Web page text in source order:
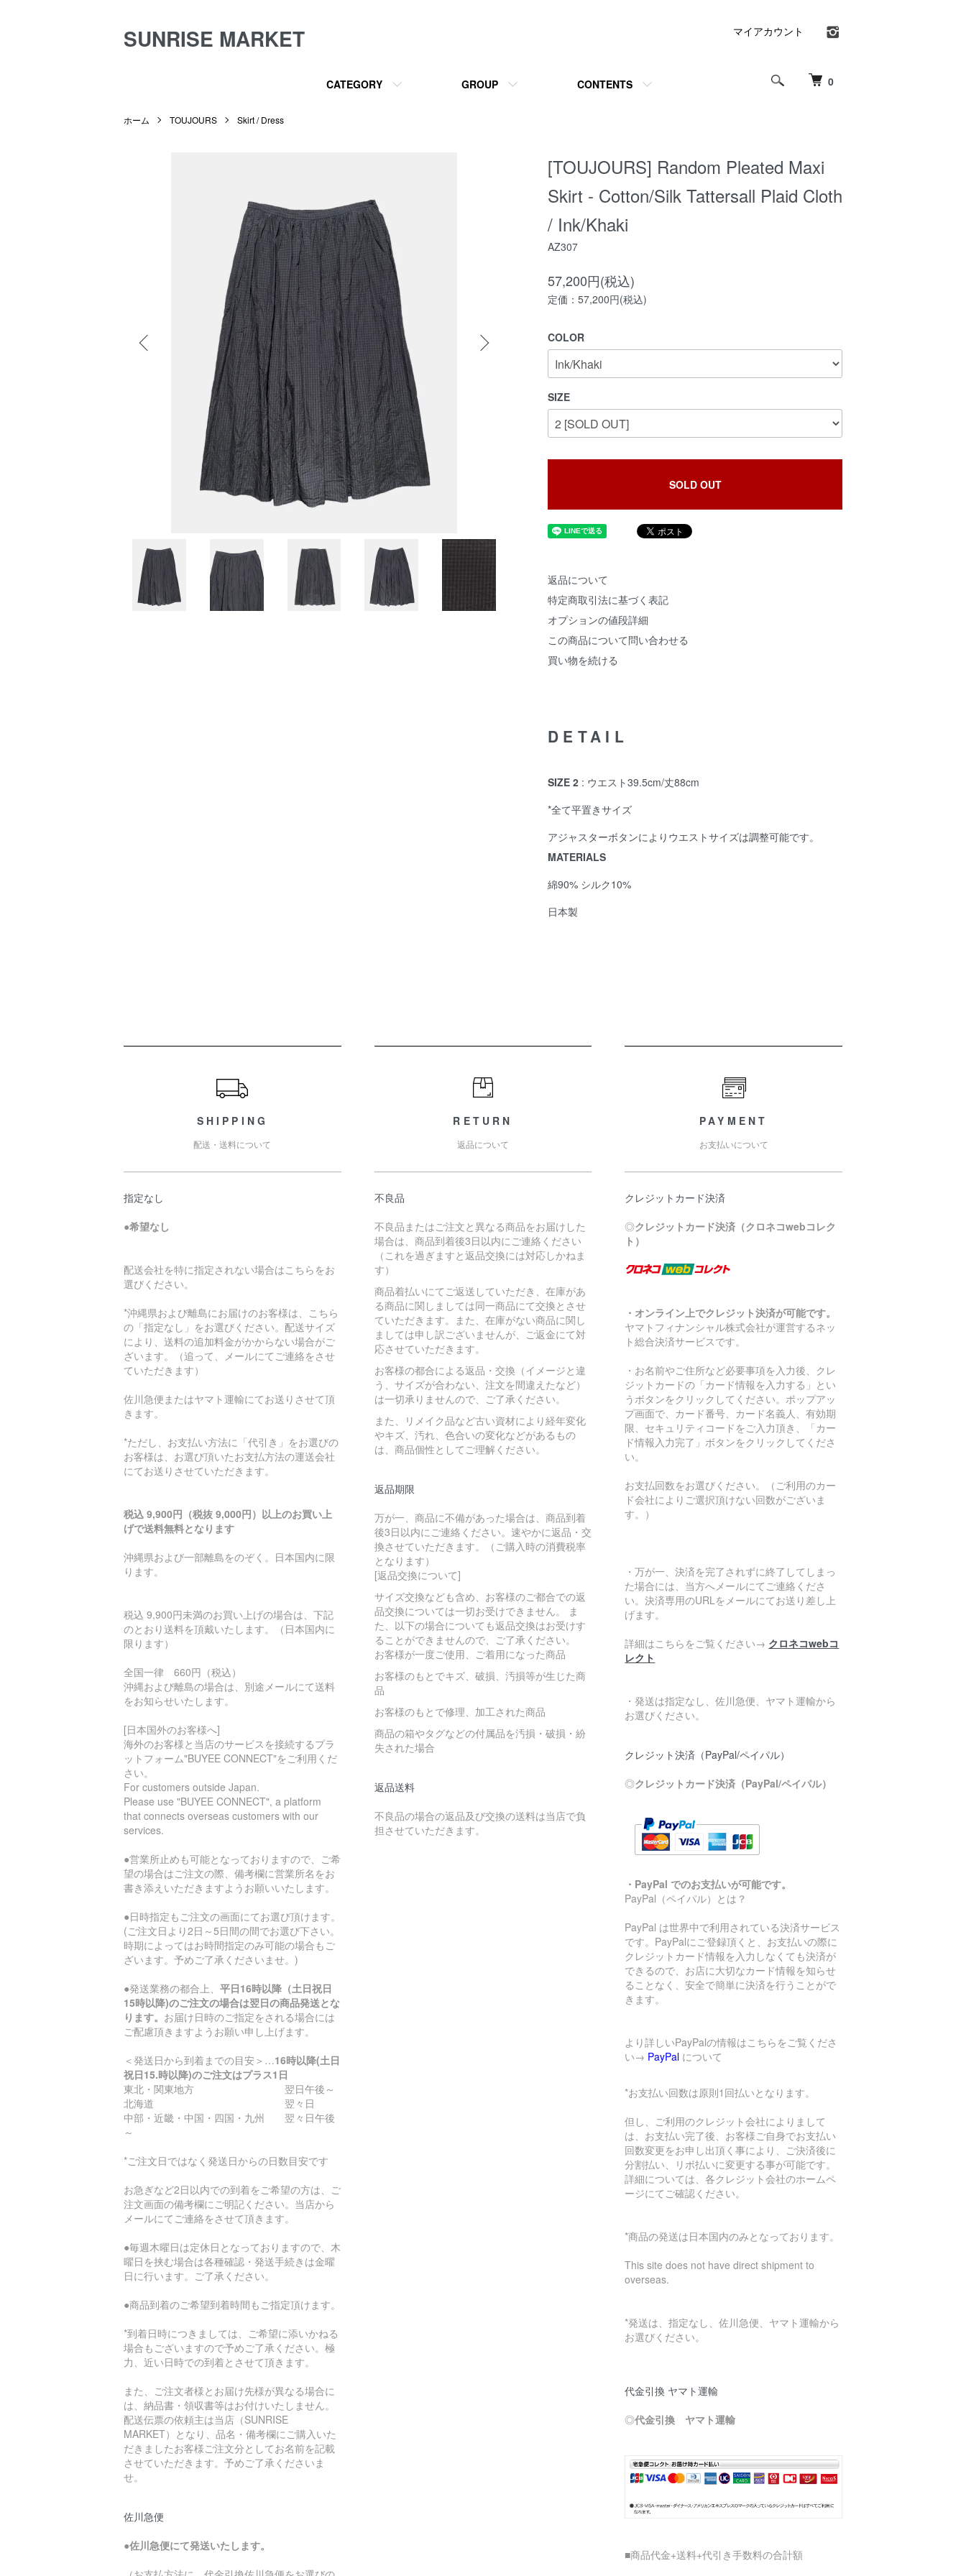
SUNRISE MARKET
0
CATEGORY GROUP CONTENTS
マイアカウント
ホーム TOUJOURS Skirt / Dress
[TOUJOURS] Random Pleated Maxi
Skirt - Cotton/Silk Tattersall Plaid Cloth
/ Ink/Khaki
AZ307
57,200円(税込)
定価：57,200円(税込)
COLOR
SIZE
SOLD OUT
返品について
特定商取引法に基づく表記
オプションの値段詳細
この商品について問い合わせる
買い物を続ける
DETAIL
SIZE 2 : ウエスト39.5cm/丈88cm
*全て平置きサイズ
アジャスターボタンによりウエストサイズは調整可能です。
MATERIALS
綿90% シルク10%
日本製
SHIPPING
配送・送料について
指定なし
●希望なし
配送会社を特に指定されない場合はこちらをお
選びください。
*沖縄県および離島にお届けのお客様は、こちら
の「指定なし」をお選びください。配送サイズ
により、送料の追加料金がかからない場合がご
ざいます。（追って、メールにてご連絡をさせ
ていただきます）
佐川急便またはヤマト運輸にてお送りさせて頂
きます。
*ただし、お支払い方法に「代引き」をお選びの
お客様は、お選び頂いたお支払方法の運送会社
にてお送りさせていただきます。
税込 9,900円（税抜 9,000円）以上のお買い上
げで送料無料となります
沖縄県および一部離島をのぞく。日本国内に限
ります。
税込 9,900円未満のお買い上げの場合は、下記
のとおり送料を頂戴いたします。（日本国内に
限ります）
全国一律 660円（税込）
沖縄および離島の場合は、別途メールにて送料
をお知らせいたします。
[日本国外のお客様へ]
海外のお客様と当店のサービスを接続するプラ
ットフォーム"BUYEE CONNECT"をご利用くだ
さい。
For customers outside Japan.
Please use "BUYEE CONNECT", a platform
that connects overseas customers with our
services.
●営業所止めも可能となっておりますので、ご希
望の場合はご注文の際、備考欄に営業所名をお
書き添えいただきますようお願いいたします。
●日時指定もご注文の画面にてお選び頂けます。
(ご注文日より2日～5日間の間でお選び下さい。
時期によってはお時間指定のみ可能の場合もご
ざいます。予めご了承くださいませ。)
●発送業務の都合上、 平日16時以降（土日祝日
15時以降)のご注文の場合は翌日の商品発送とな
ります。 お届け日時のご指定をされる場合には
ご配慮頂きますようお願い申し上げます。
＜発送日から到着までの目安＞…16時以降(土日
祝日15.時以降)のご注文はプラス1日
東北・関東地方 翌日午後～
北海道 翌々日
中部・近畿・中国・四国・九州 翌々日午後
～
*ご注文日ではなく発送日からの日数目安です
お急ぎなど2日以内での到着をご希望の方は、ご
注文画面の備考欄にご明記ください。当店から
メールにてご連絡をさせて頂きます。
●毎週木曜日は定休日となっておりますので、木
曜日を挟む場合は各種確認・発送手続きは金曜
日に行います。ご了承ください。
●商品到着のご希望到着時間もご指定頂けます。
*到着日時につきましては、ご希望に添いかねる
場合もございますので予めご了承ください。極
力、近い日時での到着とさせて頂きます。
また、ご注文者様とお届け先様が異なる場合に
は、納品書・領収書等はお付けいたしません。
配送伝票の依頼主は当店（SUNRISE
MARKET）となり、品名・備考欄にご購入いた
だきましたお客様ご注文分としてお名前を記載
させていただきます。予めご了承くださいま
せ。
佐川急便
●佐川急便にて発送いたします。
RETURN
返品について
不良品
不良品またはご注文と異なる商品をお届けした
場合は、商品到着後3日以内にご連絡ください
（これを過ぎますと返品交換には対応しかねま
す）
商品着払いにてご返送していただき、在庫があ
る商品に関しましては同一商品にて交換とさせ
ていただきます。また、在庫がない商品に関し
ましては申し訳ございませんが、ご返金にて対
応させていただきます。
お客様の都合による返品・交換（イメージと違
う、サイズが合わない、注文を間違えたなど）
は一切承りませんので、ご了承ください。
また、リメイク品など古い資材により経年変化
やキズ、汚れ、色合いの変化などがあるもの
は、商品個性としてご理解ください。
返品期限
万が一、商品に不備があった場合は、商品到着
後3日以内にご連絡ください。速やかに返品・交
換させていただきます。（ご購入時の消費税率
となります）
[返品交換について]
サイズ交換なども含め、お客様のご都合での返
品交換については一切お受けできません。 ま
た、以下の場合についても返品交換はお受けす
ることができませんので、ご了承ください。
お客様が一度ご使用、ご着用になった商品
お客様のもとでキズ、破損、汚損等が生じた商
品
お客様のもとで修理、加工された商品
商品の箱やタグなどの付属品を汚損・破損・紛
失された場合
返品送料
不良品の場合の返品及び交換の送料は当店で負
担させていただきます。
PAYMENT
お支払いについて
クレジットカード決済
◎クレジットカード決済（クロネコwebコレク
ト）
・オンライン上でクレジット決済が可能です。
ヤマトフィナンシャル株式会社が運営するネッ
ト総合決済サービスです。
・お名前やご住所など必要事項を入力後、クレ
ジットカードの「カード情報を入力する」とい
うボタンをクリックしてください。ポップアッ
プ画面で、カード番号、カード名義人、有効期
限、セキュリティコードをご入力頂き、「カー
ド情報入力完了」ボタンをクリックしてくださ
い。
お支払回数をお選びください。（ご利用のカー
ド会社によりご選択頂けない回数がございま
す。）
・万が一、決済を完了されずに終了してしまっ
た場合には、当方へメールにてご連絡くださ
い。決済専用のURLをメールにてお送り差し上
げます。
詳細はこちらをご覧ください→ クロネコwebコ
レクト
・発送は指定なし、佐川急便、ヤマト運輸から
お選びください。
クレジット決済（PayPal/ペイパル）
◎クレジットカード決済（PayPal/ペイパル）
・PayPal でのお支払いが可能です。
PayPal（ペイパル）とは？
PayPal は世界中で利用されている決済サービス
です。PayPalにご登録頂くと、お支払いの際に
クレジットカード情報を入力しなくても決済が
できるので、お店に大切なカード情報を知らせ
ることなく、安全で簡単に決済を行うことがで
きます。
より詳しいPayPalの情報はこちらをご覧くださ
い→ PayPal について
*お支払い回数は原則1回払いとなります。
但し、ご利用のクレジット会社によりまして
は、お支払い完了後、お客様ご自身でお支払い
回数変更をお申し出頂く事により、ご決済後に
分割払い、リボ払いに変更する事が可能です。
詳細については、各クレジット会社のホームペ
ージにてご確認ください。
*商品の発送は日本国内のみとなっております。
This site does not have direct shipment to
overseas.
*発送は、指定なし、佐川急便、ヤマト運輸から
お選びください。
代金引換 ヤマト運輸
◎代金引換 ヤマト運輸
■商品代金+送料+代引き手数料の合計額